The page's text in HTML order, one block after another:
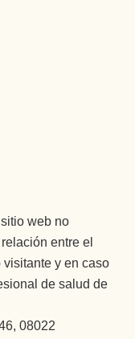
web no
entre el
y en caso
de salud de
08022